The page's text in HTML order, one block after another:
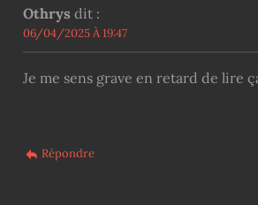
Othrys dit :
06/04/2025 À 19:47
Je me sens grave en retard de lire
Répondre